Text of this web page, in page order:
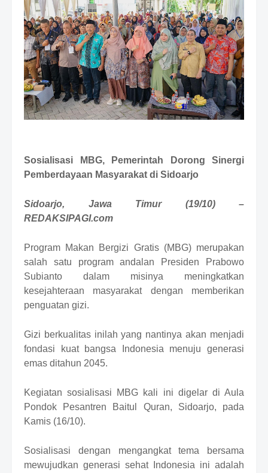
Sosialisasi MBG, Pemerintah Dorong Sinergi
Pemberdayaan Masyarakat di Sidoarjo
Sidoarjo, Jawa Timur (19/10) –
REDAKSIPAGI.com
Program Makan Bergizi Gratis (MBG) merupakan
salah satu program andalan Presiden Prabowo
Subianto dalam misinya meningkatkan
kesejahteraan masyarakat dengan memberikan
penguatan gizi.
Gizi berkualitas inilah yang nantinya akan menjadi
fondasi kuat bangsa Indonesia menuju generasi
emas ditahun 2045.
Kegiatan sosialisasi MBG kali ini digelar di Aula
Pondok Pesantren Baitul Quran, Sidoarjo, pada
Kamis (16/10).
Sosialisasi dengan mengangkat tema bersama
mewujudkan generasi sehat Indonesia ini adalah
m
B
y
R
a
u
s
h
a
n
D
g
n
t
h
h
r
o
f
f
e
p
l
a
t
s